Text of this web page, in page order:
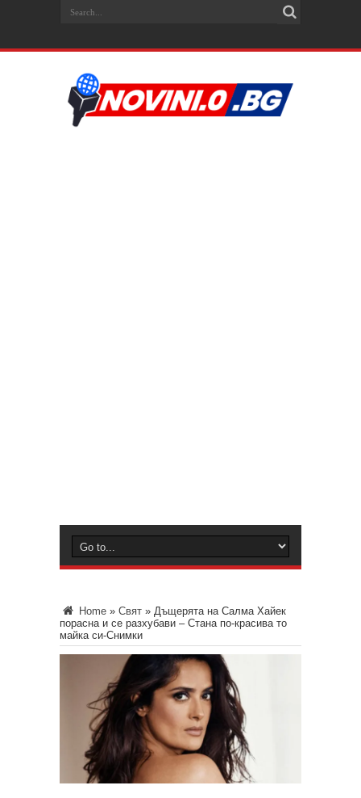
Home » Свят » Дъщерята на Салма Хайек
порасна и се разхубави – Стана по-красива то
майка си-Снимки